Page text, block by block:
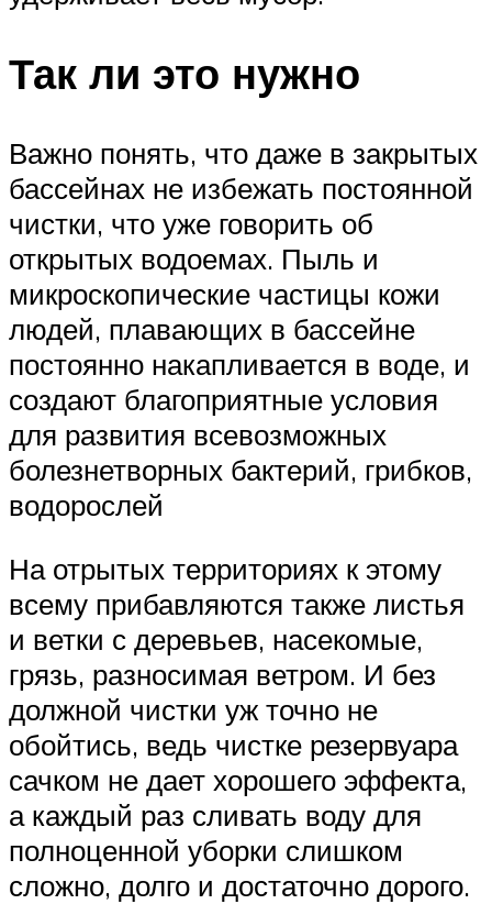
Так ли это нужно
Важно понять, что даже в закрытых
бассейнах не избежать постоянной
чистки, что уже говорить об
открытых водоемах. Пыль и
микроскопические частицы кожи
людей, плавающих в бассейне
постоянно накапливается в воде, и
создают благоприятные условия
для развития всевозможных
болезнетворных бактерий, грибков,
водорослей
На отрытых территориях к этому
всему прибавляются также листья
и ветки с деревьев, насекомые,
грязь, разносимая ветром. И без
должной чистки уж точно не
обойтись, ведь чистке резервуара
сачком не дает хорошего эффекта,
а каждый раз сливать воду для
полноценной уборки слишком
сложно, долго и достаточно дорого.